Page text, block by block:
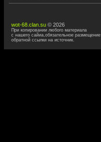
wot-68.clan.su © 2026
При копировании любого материала
с нашего сайиа,обязательное размещение
обратной ссылки на источник.